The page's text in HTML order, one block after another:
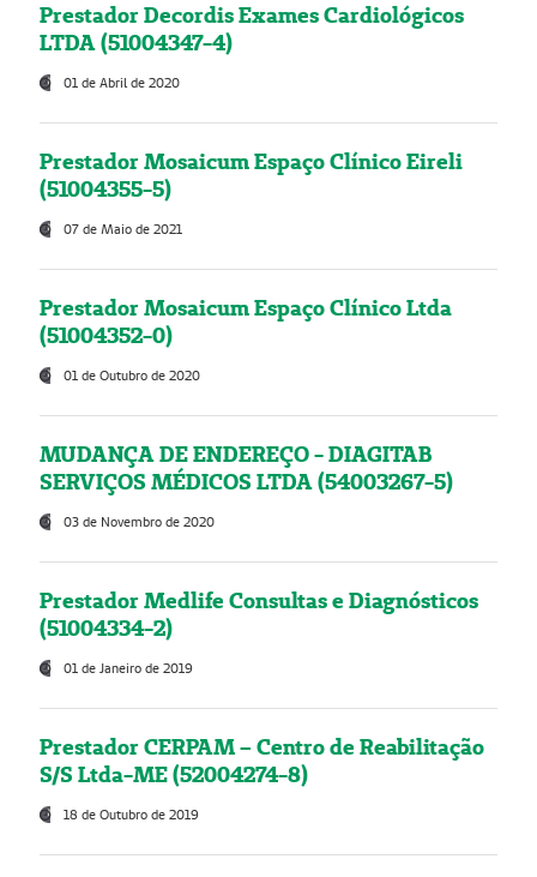
Prestador Decordis Exames Cardiológicos
LTDA (51004347-4)
01 de Abril de 2020
Prestador Mosaicum Espaço Clínico Eireli
(51004355-5)
07 de Maio de 2021
Prestador Mosaicum Espaço Clínico Ltda
(51004352-0)
01 de Outubro de 2020
MUDANÇA DE ENDEREÇO - DIAGITAB
SERVIÇOS MÉDICOS LTDA (54003267-5)
03 de Novembro de 2020
Prestador Medlife Consultas e Diagnósticos
(51004334-2)
01 de Janeiro de 2019
Prestador CERPAM – Centro de Reabilitação
S/S Ltda-ME (52004274-8)
18 de Outubro de 2019